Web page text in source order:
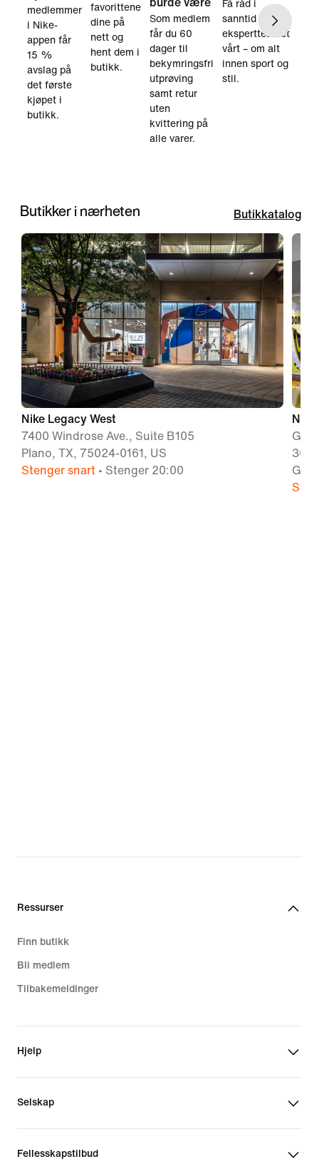
medlemmer
i Nike-
appen får
15 %
avslag på
det første
kjøpet i
butikk.
favorittene
dine på
nett og
hent dem i
butikk.
burde være
Som medlem
får du 60
dager til
bekymringsfri
utprøving
samt retur
uten
kvittering på
alle varer.
Få råd i
sanntid fra
ekspertteamet
vårt – om alt
innen sport og
stil.
Butikker i nærheten Butikkatalog
Nike Legacy West
7400 Windrose Ave., Suite B105
Plano, TX, 75024-0161, US
Stenger snart • Stenger 20:00
Ressurser
Finn butikk
Bli medlem
Tilbakemeldinger
Hjelp
Selskap
Fellesskapstilbud